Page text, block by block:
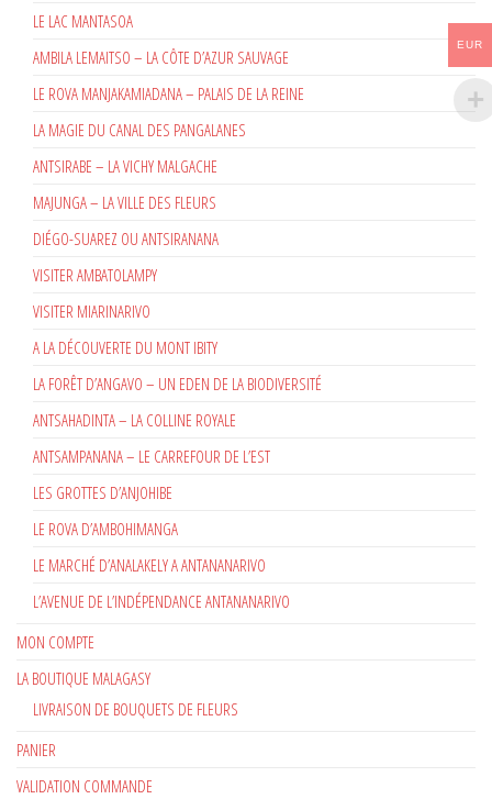
LE LAC MANTASOA
AMBILA LEMAITSO – LA CÔTE D’AZUR SAUVAGE
LE ROVA MANJAKAMIADANA – PALAIS DE LA REINE
LA MAGIE DU CANAL DES PANGALANES
ANTSIRABE – LA VICHY MALGACHE
MAJUNGA – LA VILLE DES FLEURS
DIÉGO-SUAREZ OU ANTSIRANANA
VISITER AMBATOLAMPY
VISITER MIARINARIVO
A LA DÉCOUVERTE DU MONT IBITY
LA FORÊT D’ANGAVO – UN EDEN DE LA BIODIVERSITÉ
ANTSAHADINTA – LA COLLINE ROYALE
ANTSAMPANANA – LE CARREFOUR DE L’EST
LES GROTTES D’ANJOHIBE
LE ROVA D’AMBOHIMANGA
LE MARCHÉ D’ANALAKELY A ANTANANARIVO
L’AVENUE DE L’INDÉPENDANCE ANTANANARIVO
MON COMPTE
LA BOUTIQUE MALAGASY
LIVRAISON DE BOUQUETS DE FLEURS
PANIER
VALIDATION COMMANDE
EUR